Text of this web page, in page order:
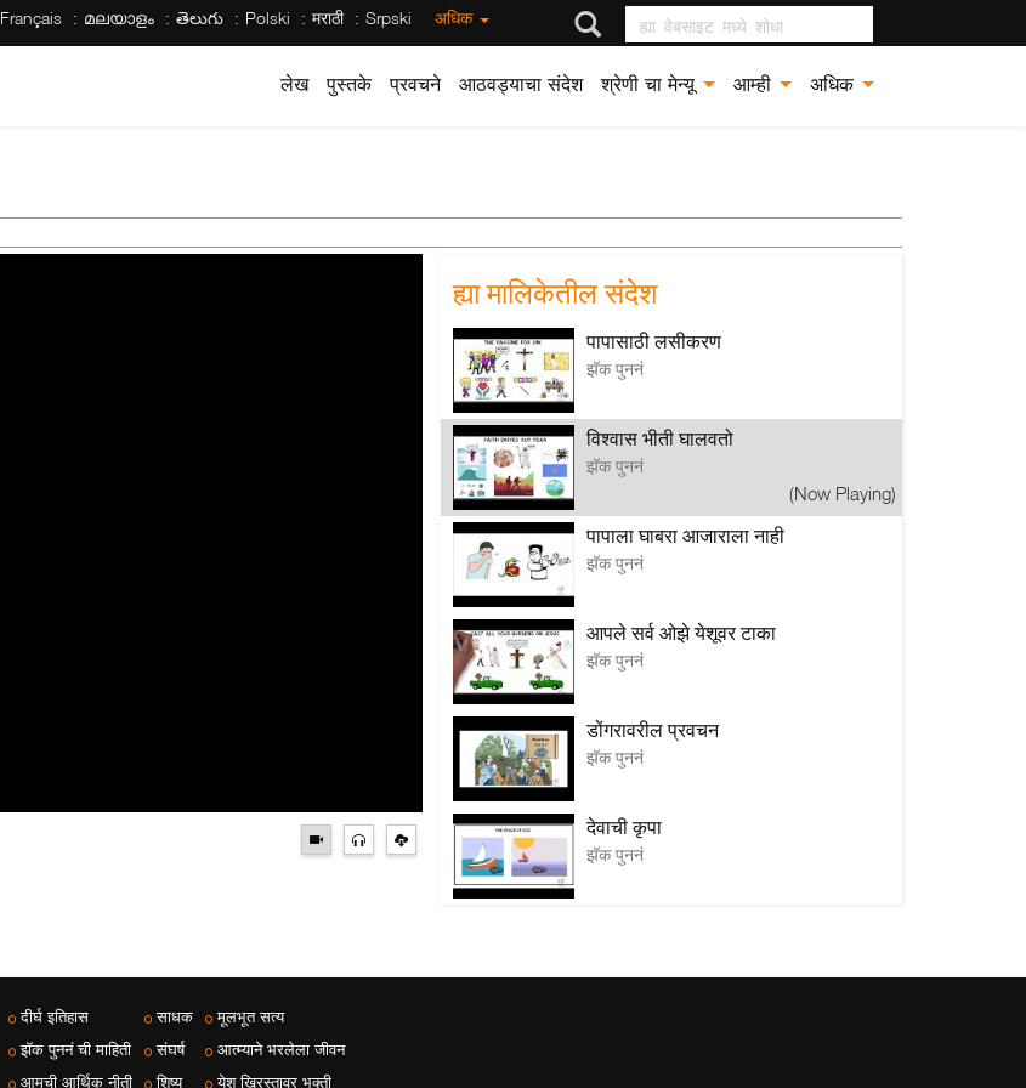
Français മലയാളം తెలుగు Polski मराठी Srpski अधिक ह्या वेबसाइट मध्ये शोधा
लेख पुस्तके प्रवचने आठवड्याचा संदेश श्रेणी चा मेन्यू आम्ही अधिक
ह्या मालिकेतील संदेश
पापासाठी लसीकरण
झॅक पुननं
विश्वास भीती घालवतो
झॅक पुननं
(Now Playing)
पापाला घाबरा आजाराला नाही
झॅक पुननं
आपले सर्व ओझे येशूवर टाका
झॅक पुननं
डोंगरावरील प्रवचन
झॅक पुननं
देवाची कृपा
झॅक पुननं
दीर्घ इतिहास
झॅक पुननं ची माहिती
आमची आर्थिक नीती
साधक
संघर्ष
शिष्य
मूलभूत सत्य
आत्म्याने भरलेला जीवन
येशु ख्रिस्तावर भक्ती